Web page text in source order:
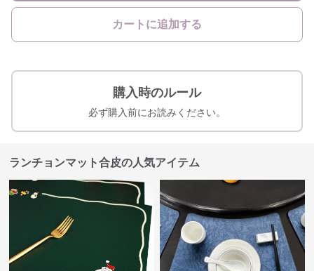
カートに追加する
購入時のルール
必ず購入前にお読みください。
ランチョンマット合皮の人気アイテム